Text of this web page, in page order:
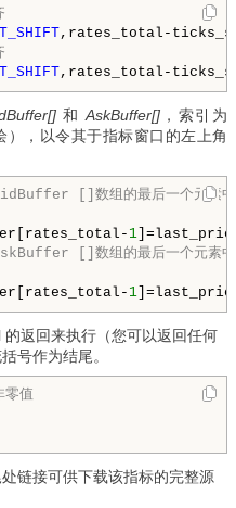
,rates_total-
和AskBuffer[]，索引为
），以令其于指标窗口的左上角
[]数组的最后一个元素中
1
[]数组的最后一个元
1
返回来执行（您可以返回任何
号作为结尾。
零值
链接可供下载该指标的完整源